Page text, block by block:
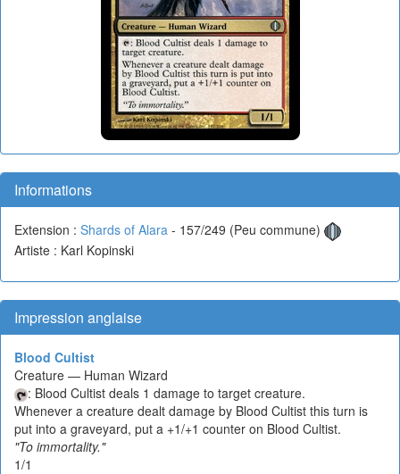
Informations
Extension : Shards of Alara - 157/249 (Peu commune)
Artiste : Karl Kopinski
Impression anglaise
Blood Cultist
Creature — Human Wizard
: Blood Cultist deals 1 damage to target creature.
Whenever a creature dealt damage by Blood Cultist this turn is
put into a graveyard, put a +1/+1 counter on Blood Cultist.
"To immortality."
1/1